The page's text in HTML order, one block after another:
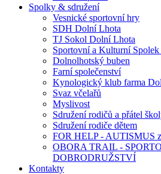
Spolky & sdružení
Vesnické sportovní hry
SDH Dolní Lhota
TJ Sokol Dolní Lhota
Sportovní a Kulturní
Dolnolhotský buben
Farní společenství
Kynologický klub farma
Svaz včelařů
Myslivost
Sdružení rodičů a přátel
Sdružení rodiče dětem
FOR HELP - AUTISMUS
OBORA TRAIL -
DOBRODRUŽSTVÍ
Kontakty